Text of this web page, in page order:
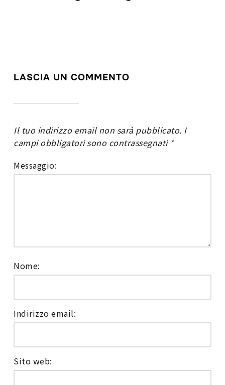
LASCIA UN COMMENTO
Il tuo indirizzo email non sarà pubblicato. I
campi obbligatori sono contrassegnati *
Messaggio:
Nome:
Indirizzo email:
Sito web: